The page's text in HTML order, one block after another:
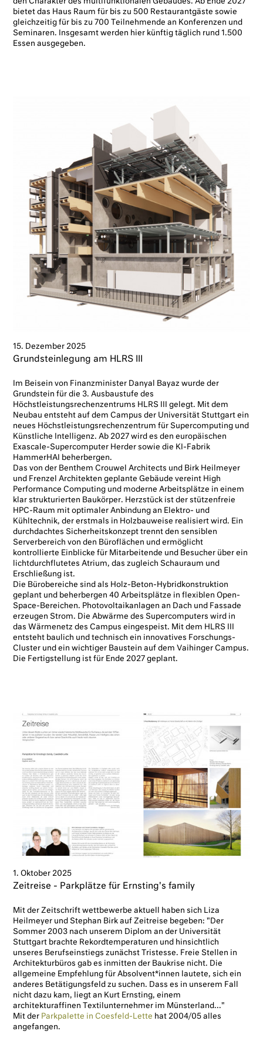
bietet das Haus Raum für bis zu 500 Restaurantgäste sowie
gleichzeitig für bis zu 700 Teilnehmende an Konferenzen und
Seminaren. Insgesamt werden hier künftig täglich rund 1.500
Essen ausgegeben.
15. Dezember 2025
Grundsteinlegung am HLRS III
Im Beisein von Finanzminister Danyal Bayaz wurde der
Grundstein für die 3. Ausbaustufe des
Höchstleistungsrechenzentrums HLRS III gelegt. Mit dem
Neubau entsteht auf dem Campus der Universität Stuttgart ein
neues Höchstleistungsrechenzentrum für Supercomputing und
Künstliche Intelligenz. Ab 2027 wird es den europäischen
Exascale-Supercomputer Herder sowie die KI-Fabrik
HammerHAI beherbergen.
Das von der Benthem Crouwel Architects und Birk Heilmeyer
und Frenzel Architekten geplante Gebäude vereint High
Performance Computing und moderne Arbeitsplätze in einem
klar strukturierten Baukörper. Herzstück ist der stützenfreie
HPC-Raum mit optimaler Anbindung an Elektro- und
Kühltechnik, der erstmals in Holzbauweise realisiert wird. Ein
durchdachtes Sicherheitskonzept trennt den sensiblen
Serverbereich von den Büroflächen und ermöglicht
kontrollierte Einblicke für Mitarbeitende und Besucher über ein
lichtdurchflutetes Atrium, das zugleich Schauraum und
Erschließung ist.
Die Bürobereiche sind als Holz-Beton-Hybridkonstruktion
geplant und beherbergen 40 Arbeitsplätze in flexiblen Open-
Space-Bereichen. Photovoltaikanlagen an Dach und Fassade
erzeugen Strom. Die Abwärme des Supercomputers wird in
das Wärmenetz des Campus eingespeist. Mit dem HLRS III
entsteht baulich und technisch ein innovatives Forschungs-
Cluster und ein wichtiger Baustein auf dem Vaihinger Campus.
Die Fertigstellung ist für Ende 2027 geplant.
1. Oktober 2025
Zeitreise - Parkplätze für Ernsting's family
Mit der Zeitschrift wettbewerbe aktuell haben sich Liza
Heilmeyer und Stephan Birk auf Zeitreise begeben: "Der
Sommer 2003 nach unserem Diplom an der Universität
Stuttgart brachte Rekordtemperaturen und hinsichtlich
unseres Berufseinstiegs zunächst Tristesse. Freie Stellen in
Architekturbüros gab es inmitten der Baukrise nicht. Die
allgemeine Empfehlung für Absolvent*innen lautete, sich ein
anderes Betätigungsfeld zu suchen. Dass es in unserem Fall
nicht dazu kam, liegt an Kurt Ernsting, einem
architekturaffinen Textilunternehmer im Münsterland..."
Mit der Parkpalette in Coesfeld-Lette hat 2004/05 alles
angefangen.